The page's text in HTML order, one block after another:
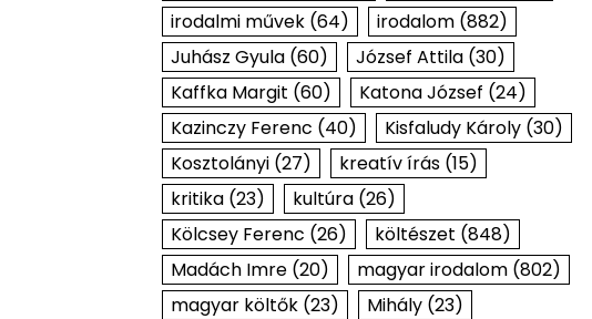
irodalmi művek(64) irodalom(882)
Juhász Gyula(60) József Attila(30)
Kaffka Margit (60) Katona József (24)
Kazinczy Ferenc (40) Kisfaludy Károly(30)
Kosztolányi(27) kreatív írás(15)
kritika(23) kultúra(26)
Kölcsey Ferenc (26) költészet (848)
Madách Imre(20) magyar irodalom(802)
magyar költők(23) Mihály(23)